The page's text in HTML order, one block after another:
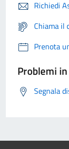
Richiedi
Chiama il
Prenota
Problemi
Segnala